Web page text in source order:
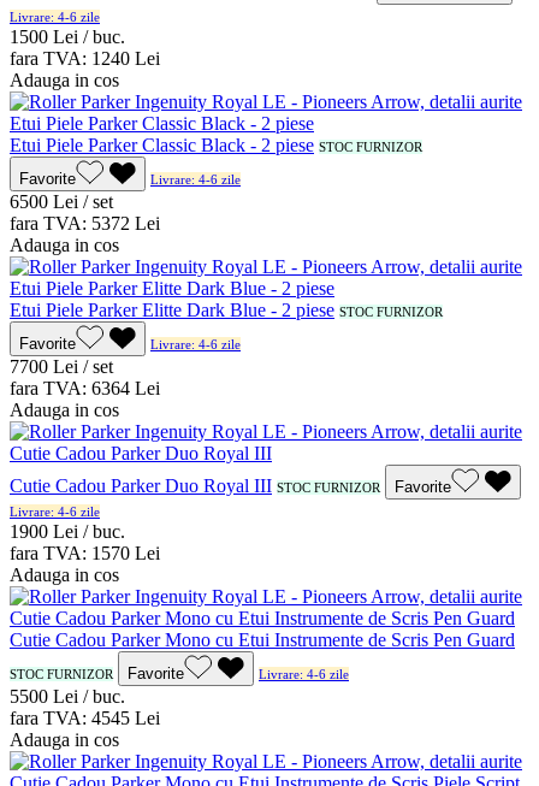
Livrare: 4-6 zile
1500 Lei / buc.
fara TVA: 1240 Lei
Adauga in cos
Etui Piele Parker Classic Black - 2 piese STOC FURNIZOR
Favorite Livrare: 4-6 zile
6500 Lei / set
fara TVA: 5372 Lei
Adauga in cos
Etui Piele Parker Elitte Dark Blue - 2 piese STOC FURNIZOR
Favorite Livrare: 4-6 zile
7700 Lei / set
fara TVA: 6364 Lei
Adauga in cos
Cutie Cadou Parker Duo Royal III STOC FURNIZOR Favorite
Livrare: 4-6 zile
1900 Lei / buc.
fara TVA: 1570 Lei
Adauga in cos
Cutie Cadou Parker Mono cu Etui Instrumente de Scris Pen Guard
STOC FURNIZOR Favorite Livrare: 4-6 zile
5500 Lei / buc.
fara TVA: 4545 Lei
Adauga in cos